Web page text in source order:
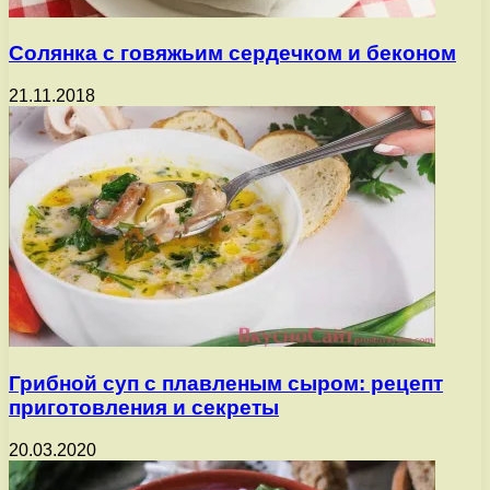
Солянка с говяжьим сердечком и беконом
21.11.2018
Грибной суп с плавленым сыром: рецепт
приготовления и секреты
20.03.2020